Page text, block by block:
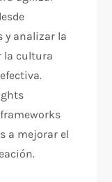
y analizar la
la cultura
a mejorar el